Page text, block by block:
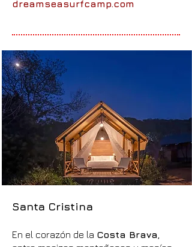
dreamseasurfcamp.com
Santa Cristina
En el corazón de la Costa Brava